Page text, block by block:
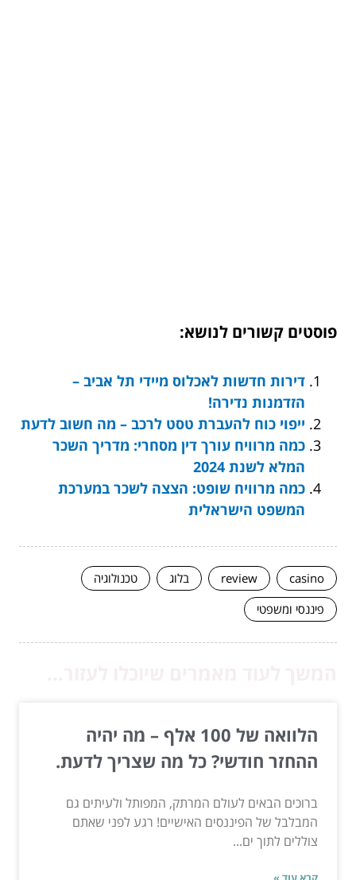
פוסטים קשורים לנושא:
דירות חדשות לאכלוס מיידי תל אביב –
הזדמנות נדירה!
ייפוי כוח להעברת טסט לרכב – מה חשוב לדעת
כמה מרוויח עורך דין מסחרי: מדריך השכר
המלא לשנת 2024
כמה מרוויח שופט: הצצה לשכר במערכת
המשפט הישראלית
casino
review בלוג
טכנולוגיה
פיננסי ומשפטי
הלוואה של 100 אלף – מה יהיה
ההחזר חודשי? כל מה שצריך לדעת.
ברוכים הבאים לעולם המרתק, המפותל ולעיתים גם
המבלבל של הפיננסים האישיים! רגע לפני שאתם
צוללים לתוך ים...